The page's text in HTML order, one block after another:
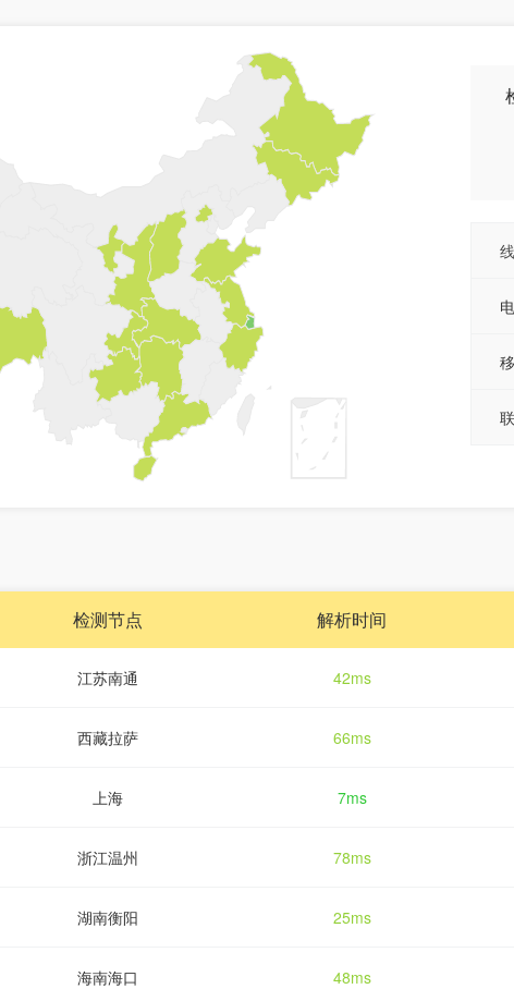
检测节点 解析时间
江苏南通 42ms
西藏拉萨 66ms
上海 7ms
浙江温州 78ms
湖南衡阳 25ms
海南海口 48ms